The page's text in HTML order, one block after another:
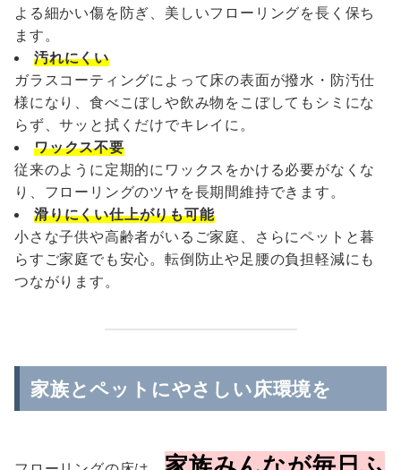
よる細かい傷を防ぎ、美しいフローリングを長く保ち
ます。
汚れにくい
ガラスコーティングによって床の表面が撥水・防汚仕
様になり、食べこぼしや飲み物をこぼしてもシミにな
らず、サッと拭くだけでキレイに。
ワックス不要
従来のように定期的にワックスをかける必要がなくな
り、フローリングのツヤを長期間維持できます。
滑りにくい仕上がりも可能
小さな子供や高齢者がいるご家庭、さらにペットと暮
らすご家庭でも安心。転倒防止や足腰の負担軽減にも
つながります。
家族とペットにやさしい床環境を